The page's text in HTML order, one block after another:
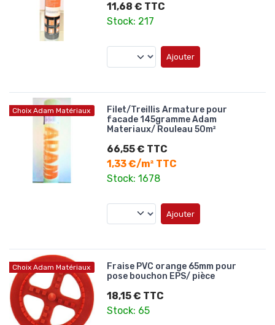
11,68 € TTC
Stock: 217
Ajouter
Choix Adam Matériaux
Filet/Treillis Armature pour
facade 145gramme Adam
Materiaux/ Rouleau 50m²
66,55 € TTC
1,33 €/m² TTC
Stock: 1678
Ajouter
Choix Adam Matériaux
Fraise PVC orange 65mm pour
pose bouchon EPS/ pièce
18,15 € TTC
Stock: 65